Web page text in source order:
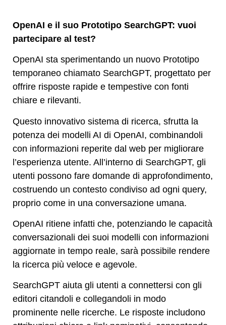
OpenAI e il suo Prototipo SearchGPT: vuoi
partecipare al test?
OpenAI sta sperimentando un nuovo Prototipo
temporaneo chiamato SearchGPT, progettato per
offrire risposte rapide e tempestive con fonti
chiare e rilevanti.
Questo innovativo sistema di ricerca, sfrutta la
potenza dei modelli AI di OpenAI, combinandoli
con informazioni reperite dal web per migliorare
l’esperienza utente. All’interno di SearchGPT, gli
utenti possono fare domande di approfondimento,
costruendo un contesto condiviso ad ogni query,
proprio come in una conversazione umana.
OpenAI ritiene infatti che, potenziando le capacità
conversazionali dei suoi modelli con informazioni
aggiornate in tempo reale, sarà possibile rendere
la ricerca più veloce e agevole.
SearchGPT aiuta gli utenti a connettersi con gli
editori citandoli e collegandoli in modo
prominente nelle ricerche. Le risposte includono